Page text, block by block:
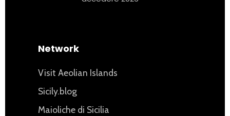
Network
Visit Aeolian Islands
Sicily.blog
Maioliche di Sicilia